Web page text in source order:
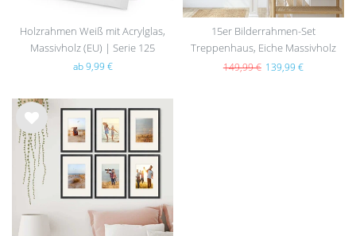
Holzrahmen Weiß mit Acrylglas,
Massivholz (EU) | Serie 125
ab 9,99 €
15er Bilderrahmen-Set
Treppenhaus, Eiche Massivholz
(EU)
149,99 € 139,99 €
Wu
nsc
hlist
e